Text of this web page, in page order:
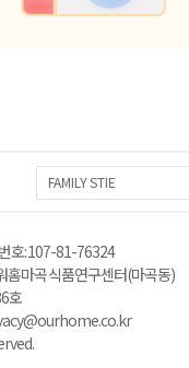
FAMILY STIE
호 : 107-81-76324
홈 마곡 식품연구센터(마곡동)
호